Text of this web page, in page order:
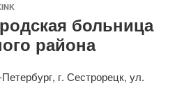
больница
района
г. Сестрорецк, ул.